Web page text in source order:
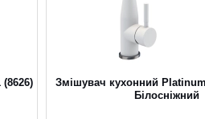
Змішувач кухонний
Білосніжний